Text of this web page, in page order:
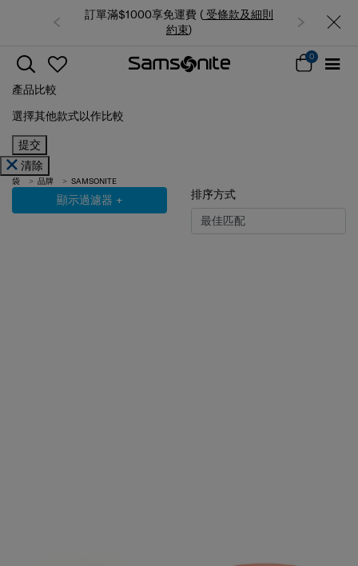
訂單滿$1000享免運費 ( 受條款及細則
約束)
0
產品比較
選擇其他款式以作比較
提交
清除
袋 品牌 SAMSONITE
顯示過濾器 + 排序方式